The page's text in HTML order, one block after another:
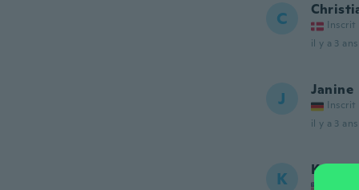
C
Inscrit
il y a 3 ans
J Janine
Inscrit
il y a 3 ans
K Ken